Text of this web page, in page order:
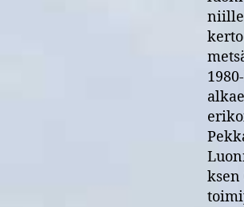
niille
ksen